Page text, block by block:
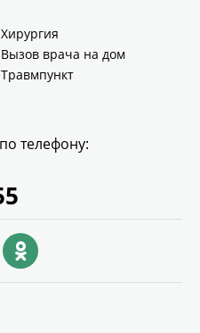
Хирургия
Вызов врача на дом
Травмпункт
по телефону: